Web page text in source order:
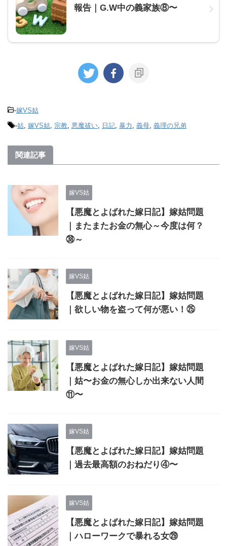
報告｜G.W中の義家族⑧〜
-嫁VS姑
-姑, 嫁VS姑, 宗教, 悪魔祓い, 日記, 暴力 , 義母, 義理の兄弟
関連記事
嫁VS姑
【悪魔とよばれた嫁日記】嫁姑問題
｜またまたお金の無心～今度は何？
㊳～
嫁VS姑
【悪魔とよばれた嫁日記】嫁姑問題
｜欲しい物を盗って何が悪い！㉕
嫁VS姑
【悪魔とよばれた嫁日記】嫁姑問題
｜姑〜お金の無心しか出来ない人間
⑪〜
嫁VS姑
【悪魔とよばれた嫁日記】嫁姑問題
｜過去最高額のおねだり④〜
嫁VS姑
【悪魔とよばれた嫁日記】嫁姑問題
｜ハローワークで暴れる女㉙